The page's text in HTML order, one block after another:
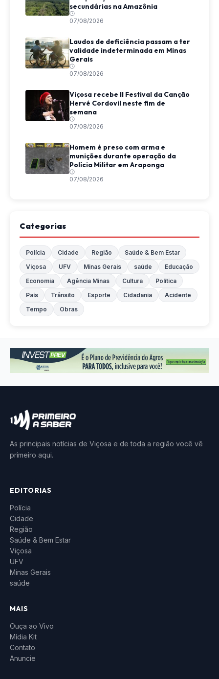
secundárias na Amazônia
07/08/2026
Laudos de deficiência passam a ter
validade indeterminada em Minas
Gerais
07/08/2026
Viçosa recebe II Festival da Canção
Hervé Cordovil neste fim de
semana
07/08/2026
Homem é preso com arma e
munições durante operação da
Polícia Militar em Araponga
07/08/2026
Categorias
Polícia Cidade Região
Saúde & Bem Estar
Viçosa
UFV Minas Gerais saúde
Educação
Economia
Agência Minas Cultura
Política
País
Trânsito Esporte Cidadania
Acidente
Tempo
Obras
As principais notícias de Viçosa e de toda a região você vê
primeiro aqui.
EDITORIAS
Polícia
Cidade
Região
Saúde & Bem Estar
Viçosa
UFV
Minas Gerais
saúde
MAIS
Ouça ao Vivo
Mídia Kit
Contato
Anuncie